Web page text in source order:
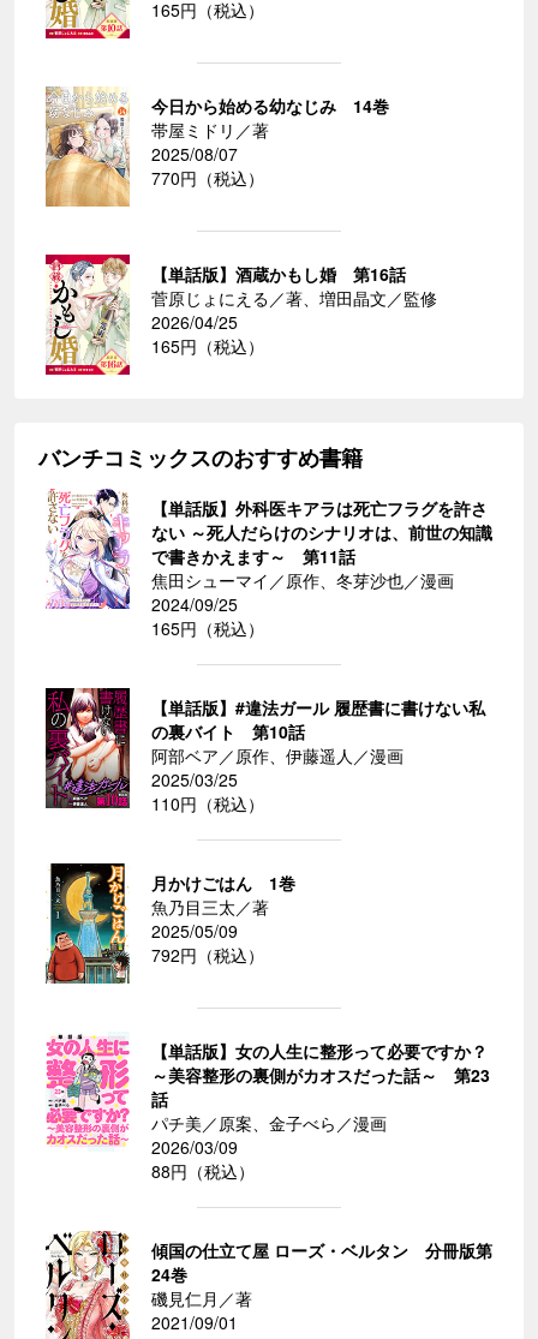
165円（税込）
今日から始める幼なじみ 14巻
帯屋ミドリ／著
2025/08/07
770円（税込）
【単話版】酒蔵かもし婚 第16話
菅原じょにえる／著、増田晶文／監修
2026/04/25
165円（税込）
バンチコミックスのおすすめ書籍
【単話版】外科医キアラは死亡フラグを許さ
ない ～死人だらけのシナリオは、前世の知識
で書きかえます～ 第11話
焦田シューマイ／原作、冬芽沙也／漫画
2024/09/25
165円（税込）
【単話版】#違法ガール 履歴書に書けない私
の裏バイト 第10話
阿部ベア／原作、伊藤遥人／漫画
2025/03/25
110円（税込）
月かけごはん 1巻
魚乃目三太／著
2025/05/09
792円（税込）
【単話版】女の人生に整形って必要ですか？
～美容整形の裏側がカオスだった話～ 第23
話
パチ美／原案、金子べら／漫画
2026/03/09
88円（税込）
傾国の仕立て屋 ローズ・ベルタン 分冊版第
24巻
磯見仁月／著
2021/09/01